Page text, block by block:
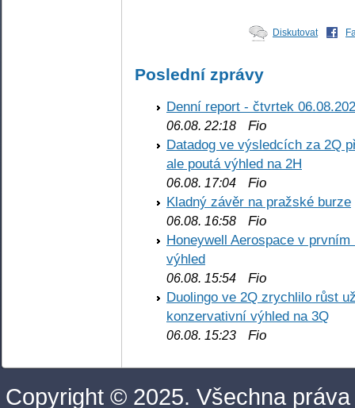
Diskutovat
Poslední zprávy
Denní report - čtvrtek
06.08. 22:18 Fio
Datadog ve výsledcích za 2Q
ale poutá výhled na 2H
06.08. 17:04 Fio
Kladný závěr na pražské burze
06.08. 16:58 Fio
Honeywell Aerospace v
výhled
06.08. 15:54 Fio
Duolingo ve 2Q zrychlilo růst
konzervativní výhled na 3Q
06.08. 15:23 Fio
Copyright © 2025. Všechna práva